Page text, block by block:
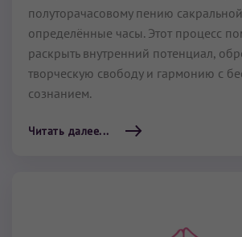
полуторачасовому пению
определённые часы. Этот процесс
раскрыть внутренний потенциал,
творческую свободу и гармонию с
сознанием.
Читать далее...